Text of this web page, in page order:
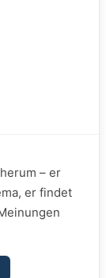
– er
er findet